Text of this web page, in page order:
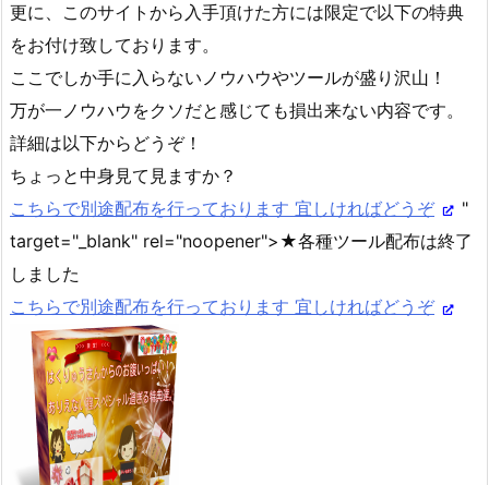
更に、このサイトから入手頂けた方には限定で以下の特典
をお付け致しております。
ここでしか手に入らないノウハウやツールが盛り沢山！
万が一ノウハウをクソだと感じても損出来ない内容です。
詳細は以下からどうぞ！
ちょっと中身見て見ますか？
こちらで別途配布を行っております 宜しければどうぞ
"
target="_blank" rel="noopener">★各種ツール配布は終了
しました
こちらで別途配布を行っております 宜しければどうぞ